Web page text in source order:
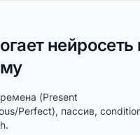
нейросеть
(Present
Perfect), пассив,